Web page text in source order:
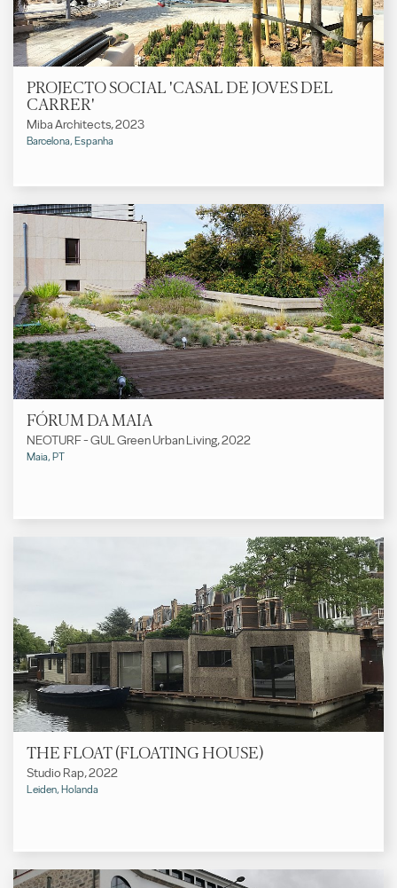
PROJECTO SOCIAL 'CASAL DE JOVES DEL
CARRER'
Miba Architects, 2023
Barcelona, Espanha
FÓRUM DA MAIA
NEOTURF - GUL Green Urban Living, 2022
Maia, PT
THE FLOAT (FLOATING HOUSE)
Studio Rap, 2022
Leiden, Holanda